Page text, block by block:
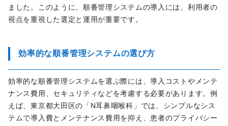
ました。このように、順番管理システムの導入には、利用者の
視点を重視した選定と運用が重要です。
効率的な順番管理システムの選び方
効率的な順番管理システムを選ぶ際には、導入コストやメンテ
ナンス費用、セキュリティなどを考慮する必要があります。例
えば、東京都大田区の「N耳鼻咽喉科」では、シンプルなシス
テムで導入費とメンテナンス費用を抑え、患者のプライバシー